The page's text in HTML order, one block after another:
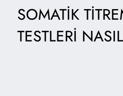
SOMATIK
TESTLERI